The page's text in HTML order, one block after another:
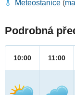
Meteostanice (
Podrobná
10:00 11:00